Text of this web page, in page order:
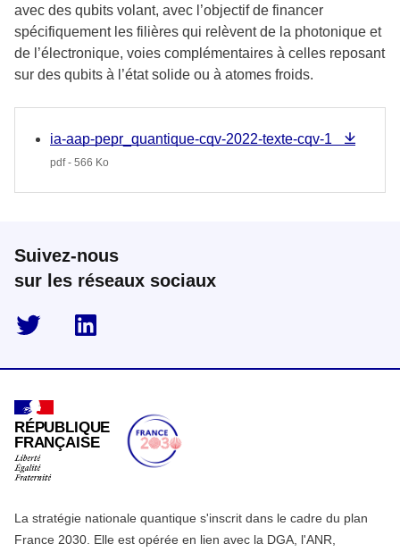
avec des qubits volant, avec l’objectif de financer
spécifiquement les filières qui relèvent de la photonique et
de l’électronique, voies complémentaires à celles reposant
sur des qubits à l’état solide ou à atomes froids.
ia-aap-pepr_quantique-cqv-2022-texte-cqv-1
pdf - 566 Ko
Suivez-nous
sur les réseaux sociaux
twitter
RÉPUBLIQUE
FRANÇAISE
La stratégie nationale quantique s'inscrit dans le cadre du plan
France 2030. Elle est opérée en lien avec la DGA, l'ANR,